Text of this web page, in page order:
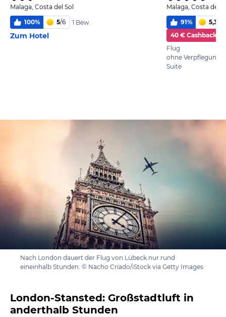
Malaga, Costa del Sol
100% 5/6 1 Bew.
Zum Hotel
Malaga, Costa del
91% 5,3
40 € Cashback
Flug
ohne Verpflegung
Suite
Nach London dauert der Flug von Lübeck nur rund
eineinhalb Stunden. © Nacho Criado/iStock via Getty Images
London-Stansted: Großstadtluft in
anderthalb Stunden